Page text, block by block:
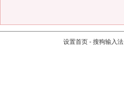
设置首页 - 搜狗输入法